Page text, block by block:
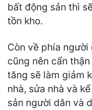
bất động sản thì
tồn kho.
Còn về phía
cũng nên cẩn
tăng sẽ làm giảm
nhà, sửa nhà và
sản người dân và